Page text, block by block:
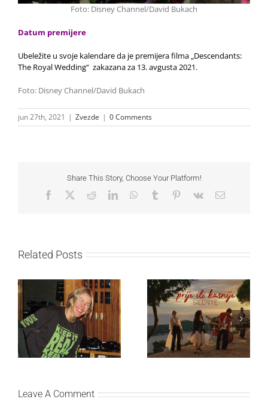
Foto: Disney Channel/David Bukach
Datum premijere
Ubeležite u svoje kalendare da je premijera filma „Descendants:
The Royal Wedding“ zakazana za 13. avgusta 2021.
Foto: Disney Channel/David Bukach
jun 27th, 2021 | Zvezde | 0 Comments
Share This Story, Choose Your Platform!
Facebook RedditLinkedInWhatsApp
Tumblr Pinterest
Vk Email
Related Posts
Ellie Goulding otkriva
nežniju stranu novim
singlom „4 Seasons“
Silente objavio novi
singl “Prije ili kasnije”
Leave A Comment